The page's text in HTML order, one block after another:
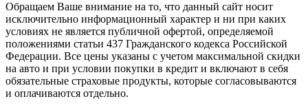
Обращаем Ваше внимание на то, что данный сайт носит
исключительно информационный характер и ни при каких
условиях не является публичной офертой, определяемой
положениями статьи 437 Гражданского кодекса Российской
Федерации. Все цены указаны с учетом максимальной скидки
на авто и при условии покупки в кредит и включают в себя
обязательные страховые продукты, которые согласовываются
и оплачиваются отдельно.